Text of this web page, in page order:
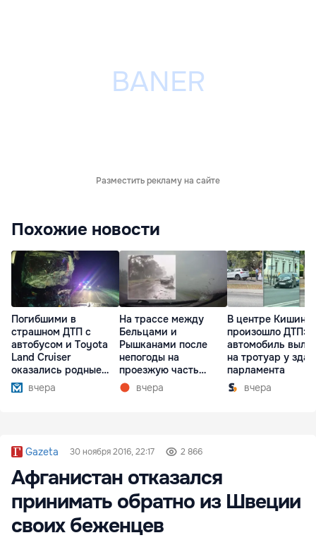
Разместить рекламу на сайте
Похожие новости
Погибшими в
страшном ДТП с
автобусом и Toyota
Land Cruiser
оказались родные
братьявчера
На трассе между
Бельцами и
Рышканами после
непогоды на
проезжую часть
упали деревья
вчера
В центре
произошло ДТП:
автомобиль
на тротуар у
парламента
вчера
Gazeta 30 ноября 2016, 22:17 2 866
Афганистан отказался
принимать обратно из Швеции
своих беженцев